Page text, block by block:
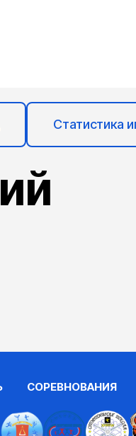
Статистика
СОРЕВНОВАНИЯ